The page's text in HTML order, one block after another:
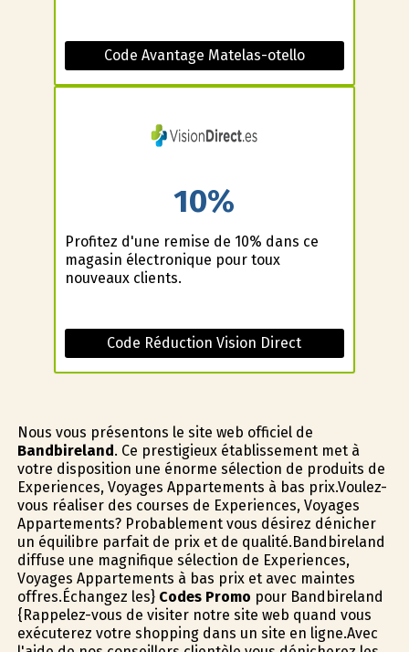
Code Avantage Matelas-otello
10%
Profitez d'une remise de 10% dans ce
magasin électronique pour toux
nouveaux clients.
Code Réduction Vision Direct
Nous vous présentons le site web officiel de
Bandbireland . Ce prestigieux établissement met à
votre disposition une énorme sélection de produits de
Experiences, Voyages Appartements à bas prix.Voulez-
vous réaliser des courses de Experiences, Voyages
Appartements? Probablement vous désirez dénicher
un équilibre parfait de prix et de qualité.Bandbireland
diffuse une magnifique sélection de Experiences,
Voyages Appartements à bas prix et avec maintes
offres.Échangez les} Codes Promo pour Bandbireland
{Rappelez-vous de visiter notre site web quand vous
exécuterez votre shopping dans un site en ligne.Avec